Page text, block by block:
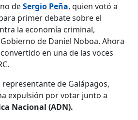
deSergio Peña, quien votó a
primer debate sobre el
la economía criminal,
de Daniel Noboa. Ahora
en una de las voces
representante de Galápagos,
expulsión por votar junto a
Nacional (ADN).